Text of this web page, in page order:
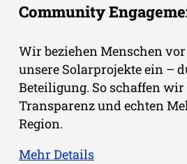
Community
Wir beziehen Menschen
unsere Solarprojekte ein –
Beteiligung. So schaffen wir
Transparenz und echten
Region.
Mehr Details